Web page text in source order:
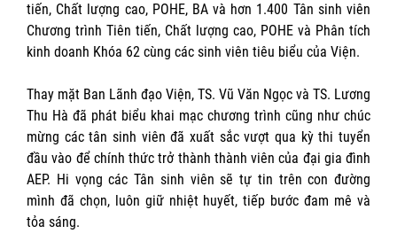
tiến, Chất lượng cao, POHE, BA và hơn 1.400 Tân sinh viên
Chương trình Tiên tiến, Chất lượng cao, POHE và Phân tích
kinh doanh Khóa 62 cùng các sinh viên tiêu biểu của Viện.
Thay mặt Ban Lãnh đạo Viện, TS. Vũ Văn Ngọc và TS. Lương
Thu Hà đã phát biểu khai mạc chương trình cũng như chúc
mừng các tân sinh viên đã xuất sắc vượt qua kỳ thi tuyển
đầu vào để chính thức trở thành thành viên của đại gia đình
AEP. Hi vọng các Tân sinh viên sẽ tự tin trên con đường
mình đã chọn, luôn giữ nhiệt huyết, tiếp bước đam mê và
tỏa sáng.